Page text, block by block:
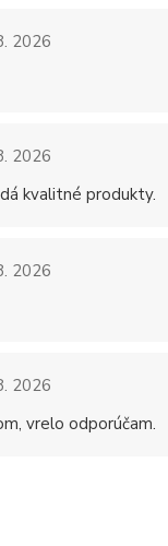
2026
2026
kvalitné produkty.
2026
2026
vrelo odporúčam.